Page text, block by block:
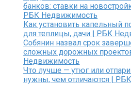
банков: ставки на
РБК Недвижимость
Как установить капельный
для теплицы, дачи | РБК
Собянин назвал срок
сложных дорожных
Недвижимость
Что лучше — утюг или
нужны, чем отличаются |